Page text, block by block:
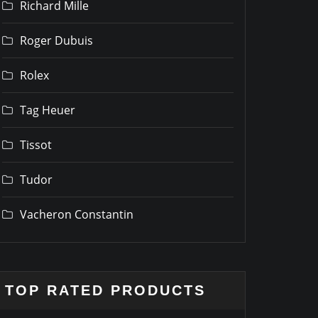
Richard Mille
Roger Dubuis
Rolex
Tag Heuer
Tissot
Tudor
Vacheron Constantin
TOP RATED PRODUCTS